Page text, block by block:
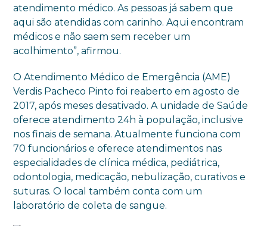
atendimento médico. As pessoas já sabem que
aqui são atendidas com carinho. Aqui encontram
médicos e não saem sem receber um
acolhimento”, afirmou.
O Atendimento Médico de Emergência (AME)
Verdis Pacheco Pinto foi reaberto em agosto de
2017, após meses desativado. A unidade de Saúde
oferece atendimento 24h à população, inclusive
nos finais de semana. Atualmente funciona com
70 funcionários e oferece atendimentos nas
especialidades de clínica médica, pediátrica,
odontologia, medicação, nebulização, curativos e
suturas. O local também conta com um
laboratório de coleta de sangue.